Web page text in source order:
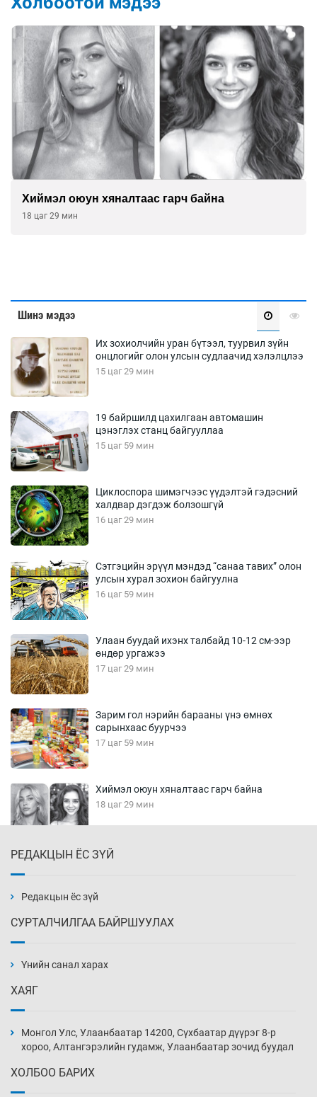
Хиймэл оюун хяналтаас гарч байна
18 цаг 29 мин
Шинэ мэдээ
Их зохиолчийн уран бүтээл, туурвил зүйн
онцлогийг олон улсын судлаачид хэлэлцлээ
15 цаг 29 мин
19 байршилд цахилгаан автомашин
цэнэглэх станц байгууллаа
15 цаг 59 мин
Циклоспора шимэгчээс үүдэлтэй гэдэсний
халдвар дэгдэж болзошгүй
16 цаг 29 мин
Сэтгэцийн эрүүл мэндэд “санаа тавих” олон
улсын хурал зохион байгуулна
16 цаг 59 мин
Улаан буудай ихэнх талбайд 10-12 см-ээр
өндөр ургажээ
17 цаг 29 мин
Зарим гол нэрийн барааны үнэ өмнөх
сарынхаас буурчээ
17 цаг 59 мин
Хиймэл оюун хяналтаас гарч байна
18 цаг 29 мин
18 цаг 59 мин
нэмэгджээ
19 цаг 29 мин
РЕДАКЦЫН ЁС ЗҮЙ
Редакцын ёс зүй
СУРТАЛЧИЛГАА БАЙРШУУЛАХ
Үнийн санал харах
ХАЯГ
Монгол Улс, Улаанбаатар 14200, Сүхбаатар дүүрэг 8-р
хороо, Алтангэрэлийн гудамж, Улаанбаатар зочид буудал
ХОЛБОО БАРИХ